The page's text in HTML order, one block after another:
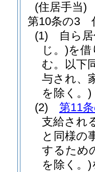
(住居手当)
第10条の3
(1)
自ら
じ。)を借
む。以下
与され、
を除く。)
(2)
第11
支給され
と同様の
するため
を除く。)